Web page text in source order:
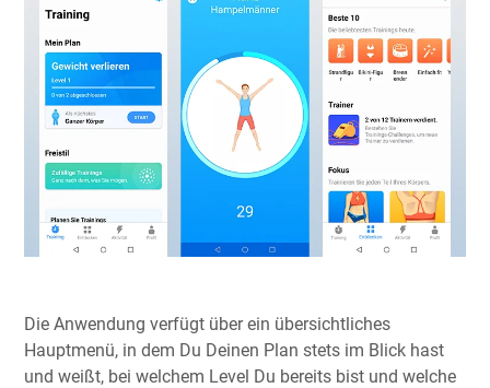
Die Anwendung verfügt über ein übersichtliches
Hauptmenü, in dem Du Deinen Plan stets im Blick hast
und weißt, bei welchem Level Du bereits bist und welche